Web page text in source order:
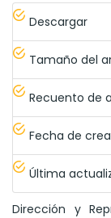
Descargar
Tamaño del
Recuento de
Fecha de
Última
Dirección y